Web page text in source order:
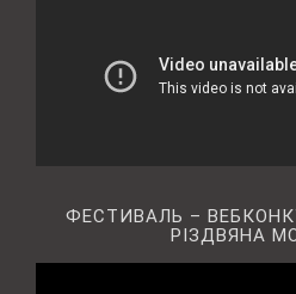
ФЕСТИВАЛЬ –
РІЗДВЯНА